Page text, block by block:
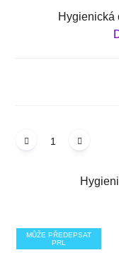
Hygienická
MŮŽE PŘEDEPSAT
PRL